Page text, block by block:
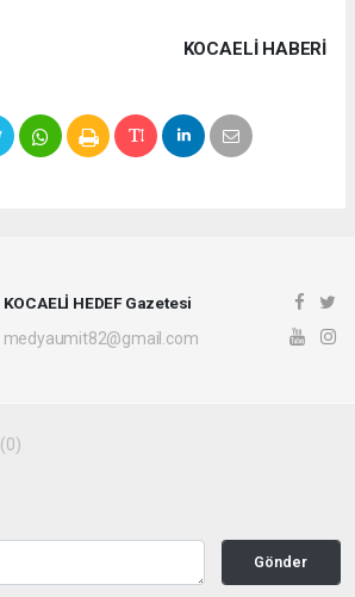
KOCAELI HABERİ
KOCAELİ HEDEF Gazetesi
medyaumit82@gmail.com
(0)
Gönder